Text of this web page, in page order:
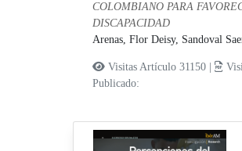
COLOMBIANO PARA
DISCAPACIDAD
Arenas, Flor Deisy, Sandoval
Visitas Artículo 31150 |
Publicado: